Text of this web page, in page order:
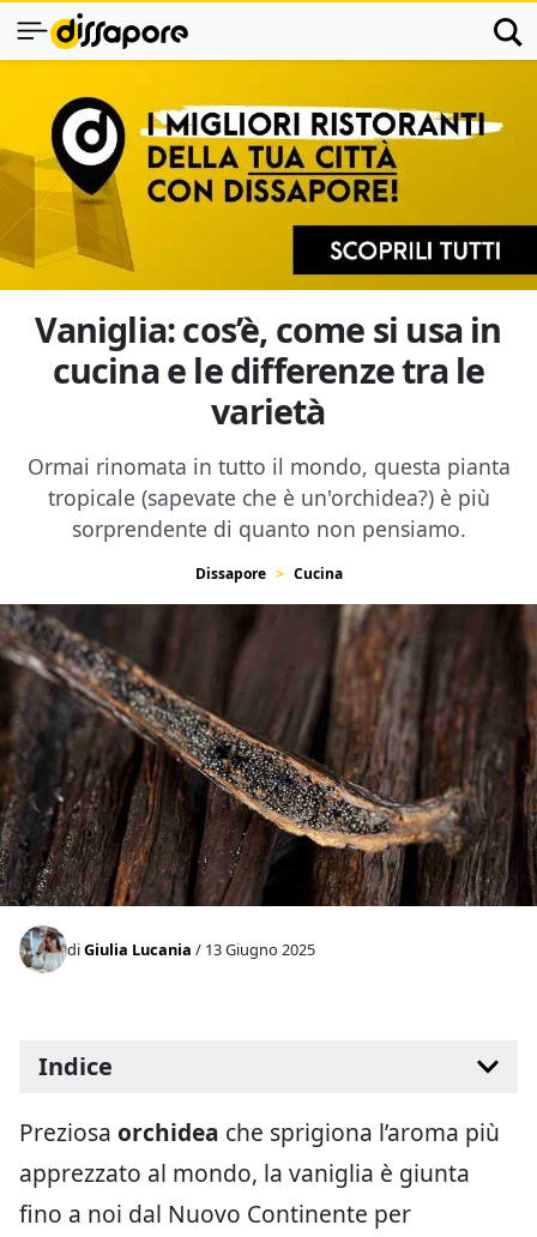
Vaniglia: cos’è, come si usa in
cucina e le differenze tra le
varietà
Ormai rinomata in tutto il mondo, questa pianta
tropicale (sapevate che è un'orchidea?) è più
sorprendente di quanto non pensiamo.
Dissapore Cucina
diGiulia Lucania / 13 Giugno 2025
Indice
Preziosa orchidea che sprigiona l’aroma più
apprezzato al mondo, la vaniglia è giunta
fino a noi dal Nuovo Continente per